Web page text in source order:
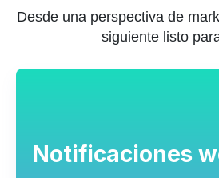
Desde una perspectiva de
siguiente listo
Notificaciones